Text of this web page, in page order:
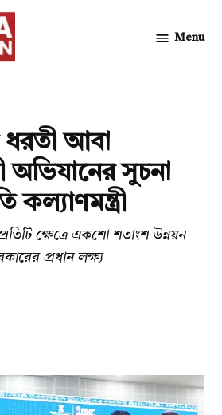
Menu
ধরতী আবা
অভিযানের সুচনা
ক্ষেত্রে একশো শতাংশ উন্নয়ন
প্রধান লক্ষ্য